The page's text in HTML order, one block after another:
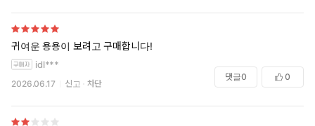
귀여운 용용이 보려고 구매합니다!
idl***
2026.06.17 신고 차단
댓글0 0